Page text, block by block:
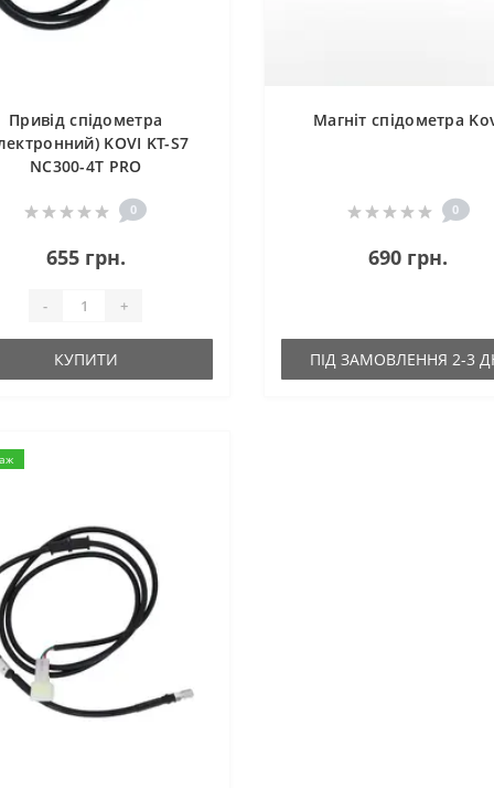
Привід спідометра
KOVI KT-S7
NC300-4Т PRO
0
655 грн.
- +
КУПИТИ
Магніт спідометра
0
690 грн.
ПІД ЗАМОВЛЕННЯ 2-3